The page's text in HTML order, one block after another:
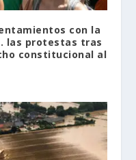
con la
las protestas tras
constitucional al